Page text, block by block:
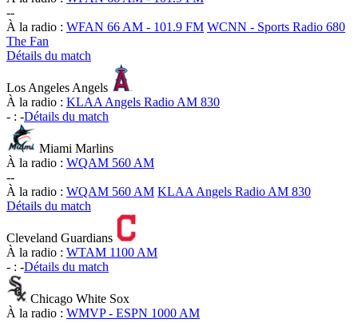
--
À la radio : WFAN 66 AM - 101.9 FM WCNN - Sports Radio 680
The Fan
Détails du match
Los Angeles Angels
À la radio : KLAA Angels Radio AM 830
- : -Détails du match
Miami Marlins
À la radio : WQAM 560 AM
--
À la radio : WQAM 560 AM KLAA Angels Radio AM 830
Détails du match
Cleveland Guardians
À la radio : WTAM 1100 AM
- : -Détails du match
Chicago White Sox
À la radio : WMVP - ESPN 1000 AM